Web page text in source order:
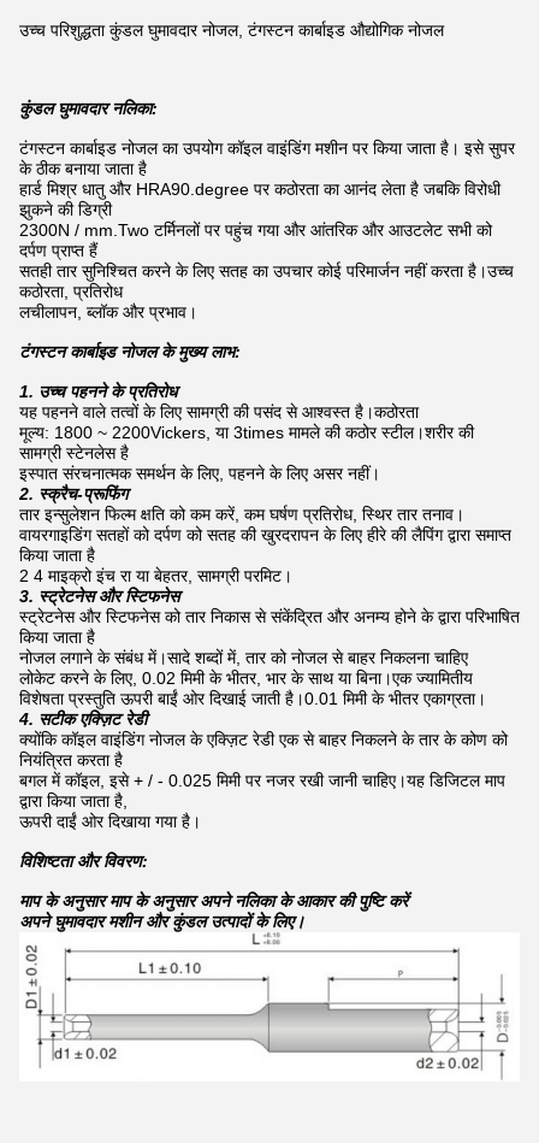
उच्च परिशुद्धता कुंडल घुमावदार नोजल, टंगस्टन कार्बाइड औद्योगिक नोजल
कुंडल घुमावदार नलिका:
टंगस्टन कार्बाइड नोजल का उपयोग कॉइल वाइंडिंग मशीन पर किया जाता है। इसे सुपर
के ठीक बनाया जाता है
हार्ड मिश्र धातु और HRA90.degree पर कठोरता का आनंद लेता है जबकि विरोधी
झुकने की डिग्री
2300N / mm.Two टर्मिनलों पर पहुंच गया और आंतरिक और आउटलेट सभी को
दर्पण प्राप्त हैं
सतही तार सुनिश्चित करने के लिए सतह का उपचार कोई परिमार्जन नहीं करता है।उच्च
कठोरता, प्रतिरोध
लचीलापन, ब्लॉक और प्रभाव।
टंगस्टन कार्बाइड नोजल के मुख्य लाभ:
1. उच्च पहनने के प्रतिरोध
यह पहनने वाले तत्वों के लिए सामग्री की पसंद से आश्वस्त है।कठोरता
मूल्य: 1800 ~ 2200Vickers, या 3times मामले की कठोर स्टील।शरीर की
सामग्री स्टेनलेस है
इस्पात संरचनात्मक समर्थन के लिए, पहनने के लिए असर नहीं।
2. स्क्रैच-प्रूफिंग
तार इन्सुलेशन फिल्म क्षति को कम करें, कम घर्षण प्रतिरोध, स्थिर तार तनाव।
वायरगाइडिंग सतहों को दर्पण को सतह की खुरदरापन के लिए हीरे की लैपिंग द्वारा समाप्त
किया जाता है
2 4 माइक्रो इंच रा या बेहतर, सामग्री परमिट।
3. स्ट्रेटनेस और स्टिफनेस
स्ट्रेटनेस और स्टिफनेस को तार निकास से संकेंद्रित और अनम्य होने के द्वारा परिभाषित
किया जाता है
नोजल लगाने के संबंध में।सादे शब्दों में, तार को नोजल से बाहर निकलना चाहिए
लोकेट करने के लिए, 0.02 मिमी के भीतर, भार के साथ या बिना।एक ज्यामितीय
विशेषता प्रस्तुति ऊपरी बाईं ओर दिखाई जाती है।0.01 मिमी के भीतर एकाग्रता।
4. सटीक एक्ज़िट रेडी
क्योंकि कॉइल वाइंडिंग नोजल के एक्ज़िट रेडी एक से बाहर निकलने के तार के कोण को
नियंत्रित करता है
बगल में कॉइल, इसे + / - 0.025 मिमी पर नजर रखी जानी चाहिए।यह डिजिटल माप
द्वारा किया जाता है,
ऊपरी दाईं ओर दिखाया गया है।
विशिष्टता और विवरण:
माप के अनुसार माप के अनुसार अपने नलिका के आकार की पुष्टि करें
अपने घुमावदार मशीन और कुंडल उत्पादों के लिए।